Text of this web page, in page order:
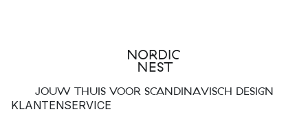
JOUW THUIS VOOR SCANDINAVISCH DESIGN
KLANTENSERVICE